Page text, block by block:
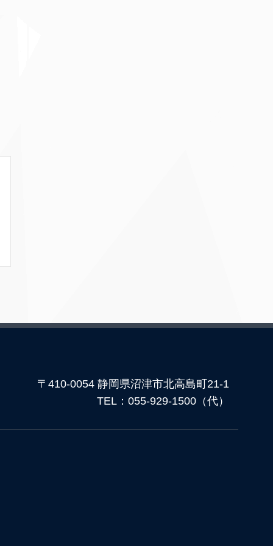
〒410-0054 静岡県沼津市北高島町21-1
TEL：055-929-1500（代）